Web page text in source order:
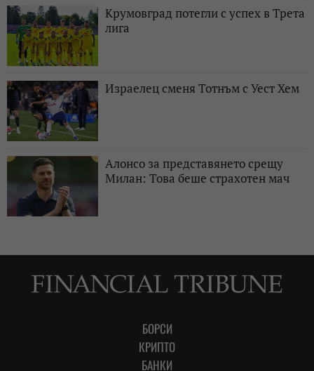
Крумовград потегли с успех в Трета
лига
Израелец сменя Тотнъм с Уест Хем
Алонсо за представянето срещу
Милан: Това беше страхотен мач
БОРСИ
КРИПТО
БАНКИ